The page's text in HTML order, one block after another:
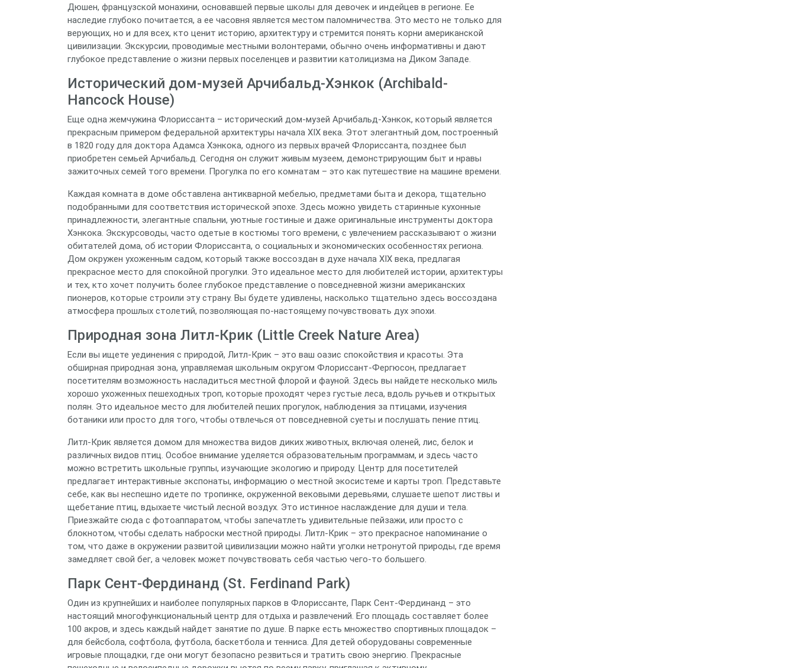
Дюшен, французской монахини, основавшей первые школы для девочек и индейцев в регионе. Ее
наследие глубоко почитается, а ее часовня является местом паломничества. Это место не только для
верующих, но и для всех, кто ценит историю, архитектуру и стремится понять корни американской
цивилизации. Экскурсии, проводимые местными волонтерами, обычно очень информативны и дают
глубокое представление о жизни первых поселенцев и развитии католицизма на Диком Западе.
Исторический дом-музей Арчибальд-Хэнкок (Archibald-
Hancock House)
Еще одна жемчужина Флориссанта – исторический дом-музей Арчибальд-Хэнкок, который является
прекрасным примером федеральной архитектуры начала XIX века. Этот элегантный дом, построенный
в 1820 году для доктора Адамса Хэнкока, одного из первых врачей Флориссанта, позднее был
приобретен семьей Арчибальд. Сегодня он служит живым музеем, демонстрирующим быт и нравы
зажиточных семей того времени. Прогулка по его комнатам – это как путешествие на машине времени.
Каждая комната в доме обставлена антикварной мебелью, предметами быта и декора, тщательно
подобранными для соответствия исторической эпохе. Здесь можно увидеть старинные кухонные
принадлежности, элегантные спальни, уютные гостиные и даже оригинальные инструменты доктора
Хэнкока. Экскурсоводы, часто одетые в костюмы того времени, с увлечением рассказывают о жизни
обитателей дома, об истории Флориссанта, о социальных и экономических особенностях региона.
Дом окружен ухоженным садом, который также воссоздан в духе начала XIX века, предлагая
прекрасное место для спокойной прогулки. Это идеальное место для любителей истории, архитектуры
и тех, кто хочет получить более глубокое представление о повседневной жизни американских
пионеров, которые строили эту страну. Вы будете удивлены, насколько тщательно здесь воссоздана
атмосфера прошлых столетий, позволяющая по-настоящему почувствовать дух эпохи.
Природная зона Литл-Крик (Little Creek Nature Area)
Если вы ищете уединения с природой, Литл-Крик – это ваш оазис спокойствия и красоты. Эта
обширная природная зона, управляемая школьным округом Флориссант-Фергюсон, предлагает
посетителям возможность насладиться местной флорой и фауной. Здесь вы найдете несколько миль
хорошо ухоженных пешеходных троп, которые проходят через густые леса, вдоль ручьев и открытых
полян. Это идеальное место для любителей пеших прогулок, наблюдения за птицами, изучения
ботаники или просто для того, чтобы отвлечься от повседневной суеты и послушать пение птиц.
Литл-Крик является домом для множества видов диких животных, включая оленей, лис, белок и
различных видов птиц. Особое внимание уделяется образовательным программам, и здесь часто
можно встретить школьные группы, изучающие экологию и природу. Центр для посетителей
предлагает интерактивные экспонаты, информацию о местной экосистеме и карты троп. Представьте
себе, как вы неспешно идете по тропинке, окруженной вековыми деревьями, слушаете шепот листвы и
щебетание птиц, вдыхаете чистый лесной воздух. Это истинное наслаждение для души и тела.
Приезжайте сюда с фотоаппаратом, чтобы запечатлеть удивительные пейзажи, или просто с
блокнотом, чтобы сделать наброски местной природы. Литл-Крик – это прекрасное напоминание о
том, что даже в окружении развитой цивилизации можно найти уголки нетронутой природы, где время
замедляет свой бег, а человек может почувствовать себя частью чего-то большего.
Парк Сент-Фердинанд (St. Ferdinand Park)
Один из крупнейших и наиболее популярных парков в Флориссанте, Парк Сент-Фердинанд – это
настоящий многофункциональный центр для отдыха и развлечений. Его площадь составляет более
100 акров, и здесь каждый найдет занятие по душе. В парке есть множество спортивных площадок –
для бейсбола, софтбола, футбола, баскетбола и тенниса. Для детей оборудованы современные
игровые площадки, где они могут безопасно резвиться и тратить свою энергию. Прекрасные